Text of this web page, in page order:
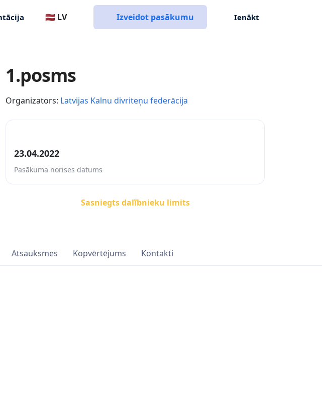
🇱🇻 LV Izveidot pasākumu Ienākt
1.posms
Organizators: Latvijas Kalnu divriteņu federācija
23.04.2022
Pasākuma norises datums
Sasniegts dalībnieku limits
Atsauksmes Kopvērtējums Kontakti